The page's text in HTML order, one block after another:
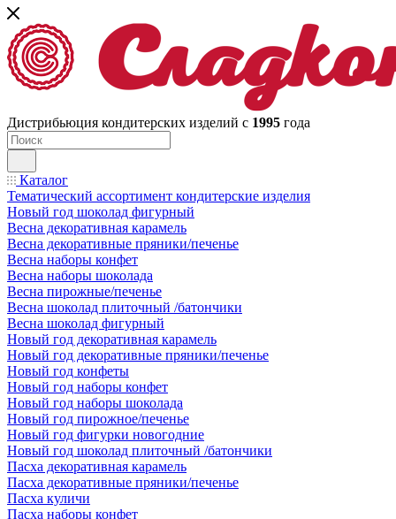
Дистрибьюция кондитерских изделий с 1995 года
Каталог
Тематический ассортимент кондитерские изделия
Новый год шоколад фигурный
Весна декоративная карамель
Весна декоративные пряники/печенье
Весна наборы конфет
Весна наборы шоколада
Весна пирожные/печенье
Весна шоколад плиточный /батончики
Весна шоколад фигурный
Новый год декоративная карамель
Новый год декоративные пряники/печенье
Новый год конфеты
Новый год наборы конфет
Новый год наборы шоколада
Новый год пирожное/печенье
Новый год фигурки новогодние
Новый год шоколад плиточный /батончики
Пасха декоративная карамель
Пасха декоративные пряники/печенье
Пасха куличи
Пасха наборы конфет